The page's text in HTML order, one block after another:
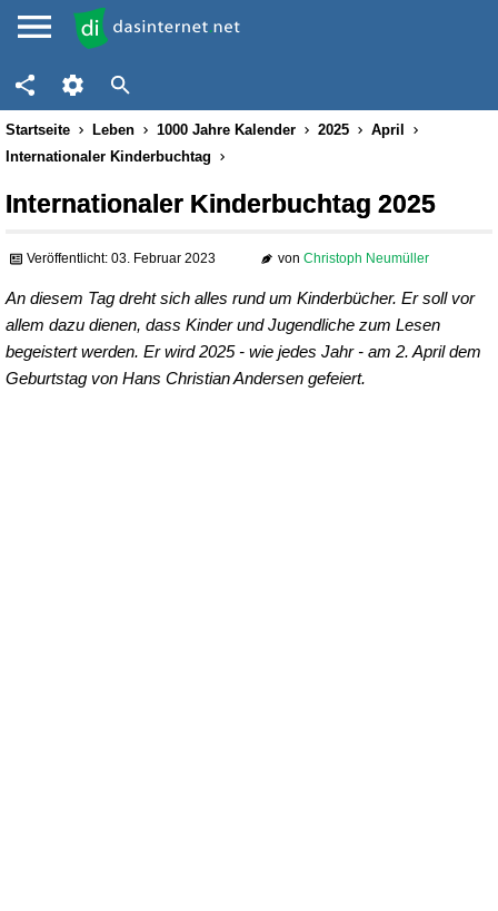
Startseite Leben 1000 Jahre Kalender 2025
April
Internationaler Kinderbuchtag
Internationaler Kinderbuchtag 2025
Veröffentlicht: 03. Februar 2023 von Christoph Neumüller
An diesem Tag dreht sich alles rund um Kinderbücher. Er soll vor
allem dazu dienen, dass Kinder und Jugendliche zum Lesen
begeistert werden. Er wird 2025 - wie jedes Jahr - am 2. April dem
Geburtstag von Hans Christian Andersen gefeiert.